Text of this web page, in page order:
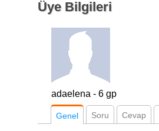
Üye Bilgileri
adaelena - 6 gp
Genel Soru Cevap